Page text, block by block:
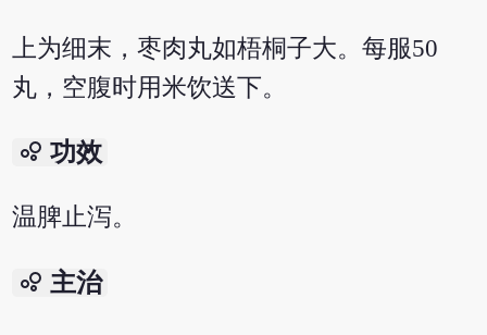
上为细末，枣肉丸如梧桐子大。每服50
丸，空腹时用米饮送下。
bubble_chart 功效
温脾止泻。
bubble_chart 主治